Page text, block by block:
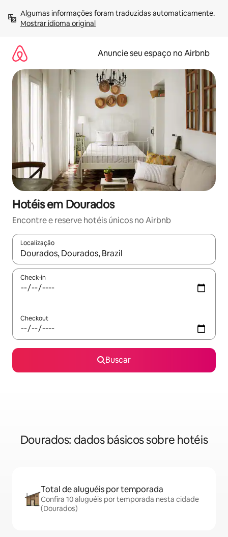
para
Mostrar idioma original
Anuncie seu espaço no Airbnb
Hotéis em Dourados
Encontre e reserve hotéis únicos no Airbnb
Localização
Quando os resultados estiverem disponíveis, explore-os
Check-in
Checkout
Buscar
Dourados: dados básicos sobre hotéis
Total de aluguéis por temporada
Confira 10 aluguéis por temporada nesta cidade
(Dourados)